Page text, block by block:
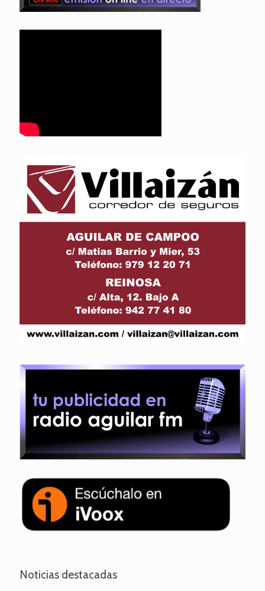
Noticias destacadas